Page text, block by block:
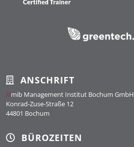
ANSCHRIFT
//mib Management Institut Bochum GmbH
Konrad-Zuse-Straße 12
44801 Bochum
BÜROZEITEN